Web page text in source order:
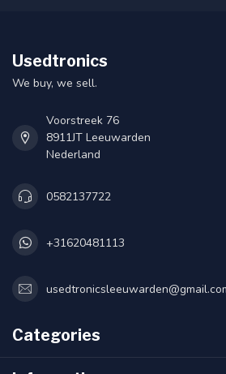
Usedtronics
We buy, we sell.
Voorstreek 76
8911JT Leeuwarden
Nederland
0582137722
+31620481113
Categories